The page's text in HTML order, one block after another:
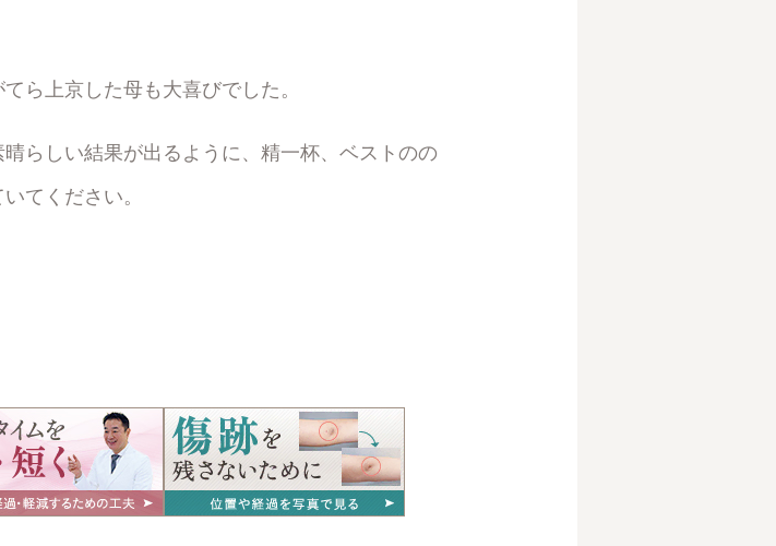
ら上京した母も大喜びでした。
らしい結果が出るように、精一杯、ベストのの
てください。